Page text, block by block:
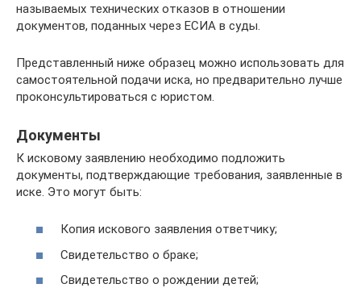
называемых технических отказов в отношении
документов, поданных через ЕСИА в суды.
Представленный ниже образец можно использовать для
самостоятельной подачи иска, но предварительно лучше
проконсультироваться с юристом.
Документы
К исковому заявлению необходимо подложить
документы, подтверждающие требования, заявленные в
иске. Это могут быть:
Копия искового заявления ответчику;
Свидетельство о браке;
Свидетельство о рождении детей;